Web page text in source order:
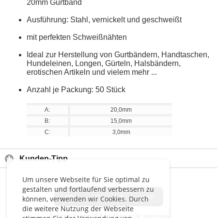
Um unsere Webseite für Sie optimal zu
gestalten und fortlaufend verbessern zu
können, verwenden wir Cookies. Durch
die weitere Nutzung der Webseite
20mm Gurtband
Ausführung: Stahl, vernickelt und geschweißt
mit perfekten Schweißnähten
Ideal zur Herstellung von Gurtbändern, Handtaschen,
Hundeleinen, Longen, Gürteln, Halsbändern,
erotischen Artikeln und vielem mehr ...
Anzahl je Packung: 50 Stück
A:
20,0mm
B:
15,0mm
C:
3,0mm
Kunden-Tipp
<< < > >>